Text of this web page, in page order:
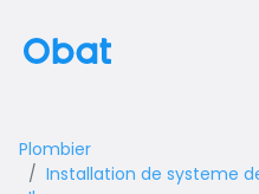
Plombier
Installation de systeme